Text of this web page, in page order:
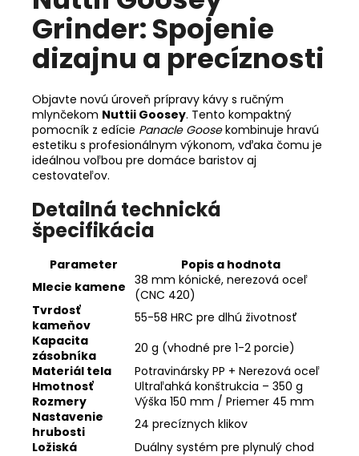
Grinder: Spojenie
dizajnu a precíznosti
Objavte novú úroveň prípravy kávy s ručným
mlynčekom Nuttii Goosey. Tento kompaktný
pomocník z edície Panacle Goosekombinuje hravú
estetiku s profesionálnym výkonom, vďaka čomu je
ideálnou voľbou pre domáce baristov aj
cestovateľov.
Detailná technická
špecifikácia
Parameter
Popis a hodnota
Mlecie kamene 38 mm kónické, nerezová oceľ
(CNC 420)
Tvrdosť
kameňov
55-58 HRC pre dlhú životnosť
Kapacita
zásobníka
20 g (vhodné pre 1-2 porcie)
Materiál tela
Potravinársky PP + Nerezová oceľ
Hmotnosť
Ultraľahká konštrukcia – 350 g
Rozmery
Výška 150 mm / Priemer 45 mm
Nastavenie
hrubosti
24 precíznych klikov
Ložiská
Duálny systém pre plynulý chod